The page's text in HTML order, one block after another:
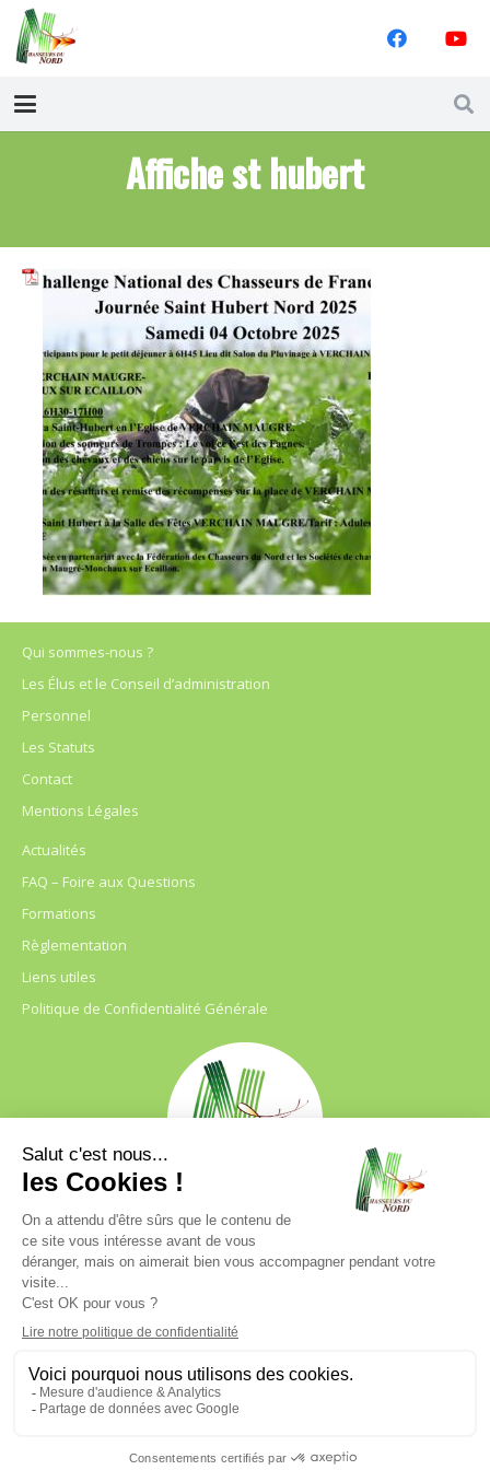
Affiche st hubert
Qui sommes-nous ?
Les Élus et le Conseil d’administration
Personnel
Les Statuts
Contact
Mentions Légales
Actualités
FAQ – Foire aux Questions
Formations
Règlementation
Liens utiles
Politique de Confidentialité Générale
FDC 59
680 B RUE DE LA GRISE CHEMISE
DREVE NOTRE DAME D’AMOUR
59230 ST AMAND LES EAUX
03.20.41.45.63
webfdc59@chasse59.net
© FDC 59 – Tous droits réservés| Accompagnement emarketing